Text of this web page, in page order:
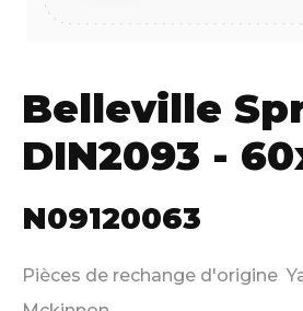
Belleville
DIN2093 -
N09120063
Pièces de rechange d'origine